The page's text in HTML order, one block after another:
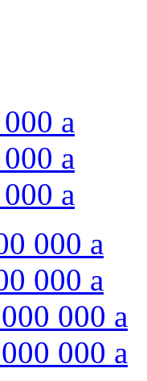
a
a
a
000 a
000 a
000 a
000 a